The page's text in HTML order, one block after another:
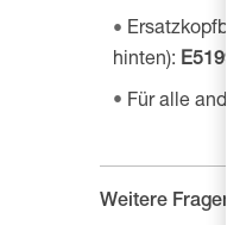
hinten): E51999
Für alle
Weitere Fragen :